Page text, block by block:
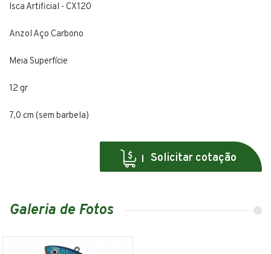
Isca Artificial - CX120
Anzol Aço Carbono
Meia Superfície
12 gr
7,0 cm (sem barbela)
Solicitar cotação
Galeria de Fotos